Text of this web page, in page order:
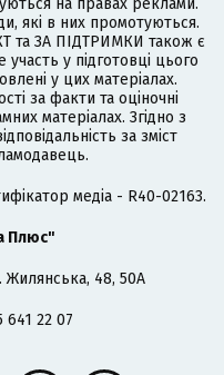
на правах реклами.
які в них промотуються.
та ЗА ПІДТРИМКИ також є
у підготовці цього
у цих матеріалах.
за факти та оціночні
матеріалах. Згідно з
за зміст
медіа - R40-02163.
Плюс"
Жилянська, 48, 50А
641 22 07